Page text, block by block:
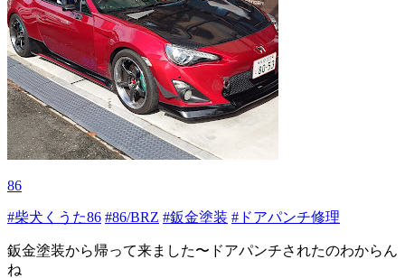
86
#柴犬くうた86 #86/BRZ #鈑金塗装 #ドアパンチ修理
鈑金塗装から帰って来ました〜ドアパンチされたのわからん
ね